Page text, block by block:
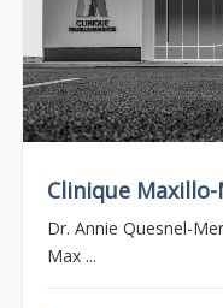
Clinique
Dr. Annie Quesnel-
Max ...